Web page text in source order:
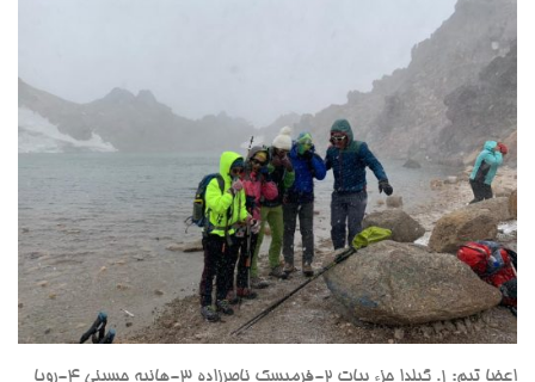
اعضا تیم: ۱. گیلدا جزء بیات ۲-فرمیسک ناصرزاده ۳-هانیه حسینی ۴-رویا